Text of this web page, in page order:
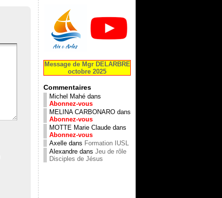
Message de Mgr DELARBRE
octobre 2025
Commentaires
Michel Mahé dans
Abonnez-vous
MELINA CARBONARO dans
Abonnez-vous
MOTTE Marie Claude dans
Abonnez-vous
Axelle dans Formation IUSL
Alexandre dans Jeu de rôle
Disciples de Jésus